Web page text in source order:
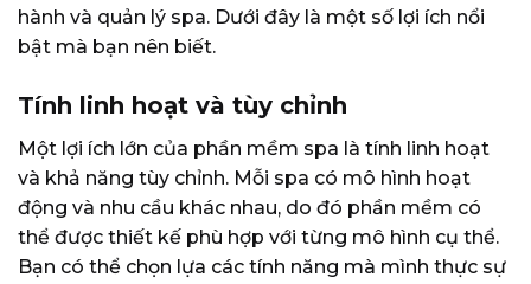
hành và quản lý spa. Dưới đây là một số lợi ích nổi
bật mà bạn nên biết.
Tính linh hoạt và tùy chỉnh
Một lợi ích lớn của phần mềm spa là tính linh hoạt
và khả năng tùy chỉnh. Mỗi spa có mô hình hoạt
động và nhu cầu khác nhau, do đó phần mềm có
thể được thiết kế phù hợp với từng mô hình cụ thể.
Bạn có thể chọn lựa các tính năng mà mình thực sự